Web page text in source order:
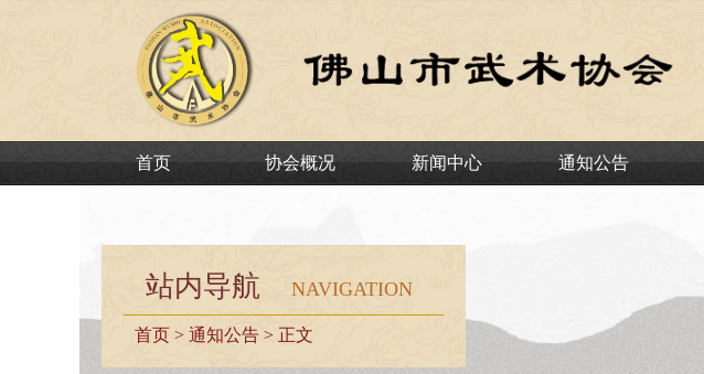
首页 协会概况 新闻中心 通知公告
站内导航 NAVIGATION
首页 > 通知公告 > 正文